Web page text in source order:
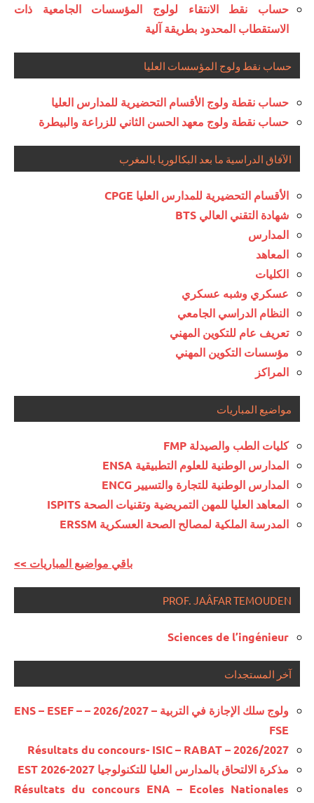
حساب نقط الانتقاء لولوج المؤسسات الجامعية ذات
الاستقطاب المحدود بطريقة آلية
حساب نقط ولوج المؤسسات العليا
حساب نقطة ولوج الأقسام التحضيرية للمدارس العليا
حساب نقطة ولوج معهد الحسن الثاني للزراعة والبيطرة
الآفاق الدراسية ما بعد البكالوريا بالمغرب
الأقسام التحضيرية للمدارس العليا CPGE
شهادة التقني العالي BTS
المدارس
المعاهد
الكليات
عسكري وشبه عسكري
النظام الدراسي الجامعي
تعريف عام للتكوين المهني
مؤسسات التكوين المهني
المراكز
مواضيع المباريات
كليات الطب والصيدلة FMP
المدارس الوطنية للعلوم التطبيقية ENSA
المدارس الوطنية للتجارة والتسيير ENCG
المعاهد العليا للمهن التمريضية وتقنيات الصحة ISPITS
المدرسة الملكية لمصالح الصحة العسكرية ERSSM
<< باقي مواضيع المباريات
PROF. JAÂFAR TEMOUDEN
Sciences de l’ingénieur
آخر المستجدات
ولوج سلك الإجازة في التربية – 2026/2027 – ENS – ESEF –
FSE
Résultats du concours- ISIC – RABAT – 2026/2027
مذكرة الالتحاق بالمدارس العليا للتكنولوجيا EST 2026-2027
Résultats du concours ENA – Ecoles Nationales